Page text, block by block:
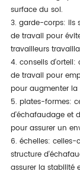
surface du sol.
3. garde-corps: ils sont installés le long des bords de la plate-forme
de travail pour
travailleurs
4. conseils d'orteil: ceux-ci sont placés au bord de la plate-forme
de travail pour
pour augmenter la
5. plates-formes: ce sont les surfaces de travail du système
d'échafaudage et
pour assurer un
6. échelles: celles-ci permettent d'accéder à différents niveaux de la
structure
assurer la stabilité